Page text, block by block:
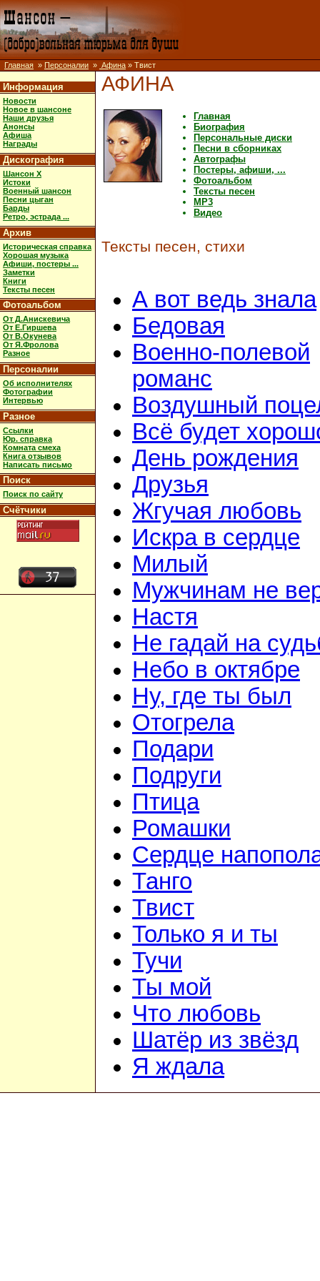
Главная » Персоналии » Афина » Твист
Информация
Новости
Новое в шансоне
Наши друзья
Анонсы
Афиша
Награды
Дискография
Шансон X
Истоки
Военный шансон
Песни цыган
Барды
Ретро, эстрада ...
Архив
Историческая справка
Хорошая музыка
Афиши, постеры ...
Заметки
Книги
Тексты песен
Фотоальбом
От Д.Анискевича
От Е.Гиршева
От В.Окунева
От Я.Фролова
Разное
Персоналии
Об исполнителях
Фотографии
Интервью
Разное
Ссылки
Юр. справка
Комната смеха
Книга отзывов
Написать письмо
Поиск
Поиск по сайту
Счётчики
АФИНА
Главная
Биография
Персональные диски
Песни в сборниках
Автографы
Постеры, афиши, ...
Фотоальбом
Тексты песен
MP3
Видео
Тексты песен, стихи
А вот ведь знала
Бедовая
Военно-полевой
романс
Воздушный
Всё будет
День рождения
Друзья
Жгучая любовь
Искра в сердце
Милый
Мужчинам не
Настя
Не гадай на
Небо в октябре
Ну, где ты был
Отогрела
Подари
Подруги
Птица
Ромашки
Сердце
Танго
Твист
Только я и ты
Тучи
Ты мой
Что любовь
Шатёр из звёзд
Я ждала